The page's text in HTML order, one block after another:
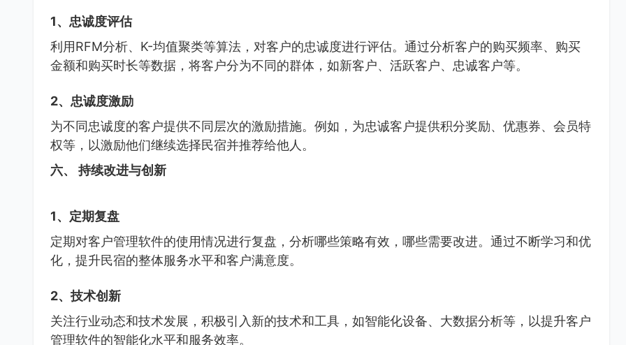
1、忠诚度评估
利用RFM分析、K-均值聚类等算法，对客户的忠诚度进行评估。通过分析客户的购买频率、购买
金额和购买时长等数据，将客户分为不同的群体，如新客户、活跃客户、忠诚客户等。
2、忠诚度激励
为不同忠诚度的客户提供不同层次的激励措施。例如，为忠诚客户提供积分奖励、优惠券、会员特
权等，以激励他们继续选择民宿并推荐给他人。
六、 持续改进与创新
1、定期复盘
定期对客户管理软件的使用情况进行复盘，分析哪些策略有效，哪些需要改进。通过不断学习和优
化，提升民宿的整体服务水平和客户满意度。
2、技术创新
关注行业动态和技术发展，积极引入新的技术和工具，如智能化设备、大数据分析等，以提升客户
管理软件的智能化水平和服务效率。